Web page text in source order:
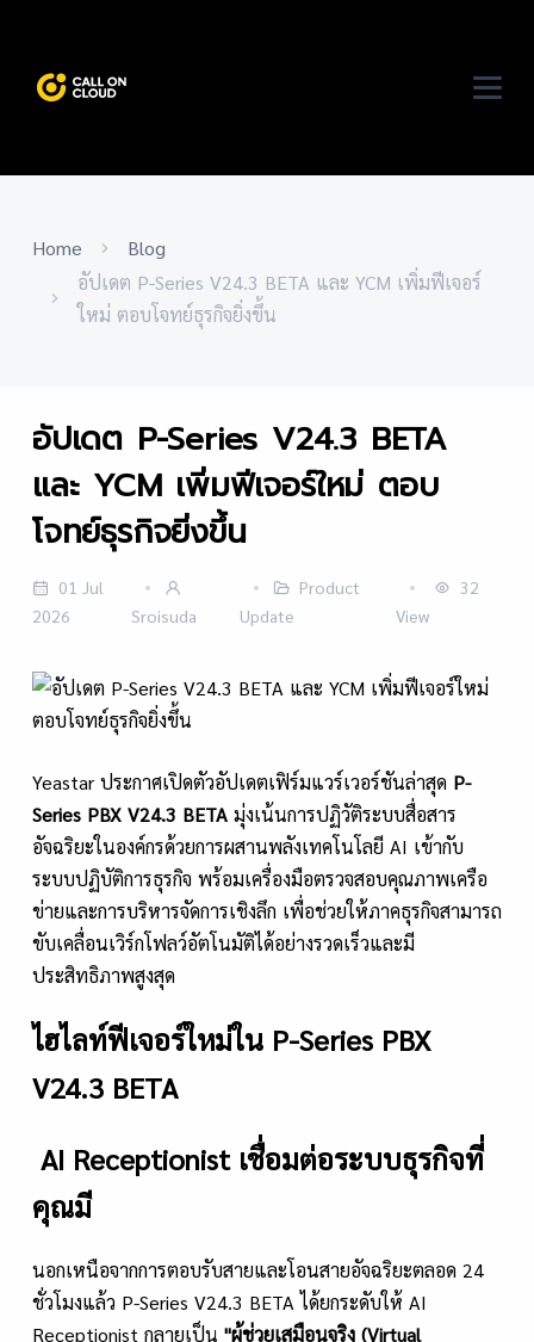
Home
Blog
อัปเดต P-Series V24.3 BETA และ YCM เพิ่มฟีเจอร์
ใหม่ ตอบโจทย์ธุรกิจยิ่งขึ้น
อัปเดต P-Series V24.3 BETA
และ YCM เพิ่มฟีเจอร์ใหม่ ตอบ
โจทย์ธุรกิจยิ่งขึ้น
01 Jul
2026
Sroisuda
Product
Update
32
View
Yeastar ประกาศเปิดตัวอัปเดตเฟิร์มแวร์เวอร์ชันล่าสุด P-
Series PBX V24.3 BETA มุ่งเน้นการปฏิวัติระบบสื่อสาร
อัจฉริยะในองค์กรด้วยการผสานพลังเทคโนโลยี AI เข้ากับ
ระบบปฏิบัติการธุรกิจ พร้อมเครื่องมือตรวจสอบคุณภาพเครือ
ข่ายและการบริหารจัดการเชิงลึก เพื่อช่วยให้ภาคธุรกิจสามารถ
ขับเคลื่อนเวิร์กโฟลว์อัตโนมัติได้อย่างรวดเร็วและมี
ประสิทธิภาพสูงสุด
ไฮไลท์ฟีเจอร์ใหม่ใน P-Series PBX
V24.3 BETA
AI Receptionist เชื่อมต่อระบบธุรกิจที่
คุณมี
นอกเหนือจากการตอบรับสายและโอนสายอัจฉริยะตลอด 24
ชั่วโมงแล้ว P-Series V24.3 BETA ได้ยกระดับให้ AI
Receptionist กลายเป็น "ผู้ช่วยเสมือนจริง (Virtual